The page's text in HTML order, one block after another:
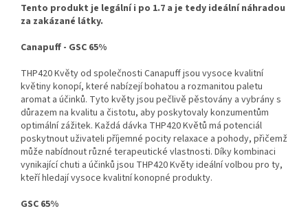
Tento produkt je legální i po 1.7 a je tedy ideální náhradou
za zakázané látky.
Canapuff - GSC 65%
THP420 Květy od společnosti Canapuff jsou vysoce kvalitní
květiny konopí, které nabízejí bohatou a rozmanitou paletu
aromat a účinků. Tyto květy jsou pečlivě pěstovány a vybrány s
důrazem na kvalitu a čistotu, aby poskytovaly konzumentům
optimální zážitek. Každá dávka THP420 Květů má potenciál
poskytnout uživateli příjemné pocity relaxace a pohody, přičemž
může nabídnout různé terapeutické vlastnosti. Díky kombinaci
vynikající chuti a účinků jsou THP420 Květy ideální volbou pro ty,
kteří hledají vysoce kvalitní konopné produkty.
GSC 65%